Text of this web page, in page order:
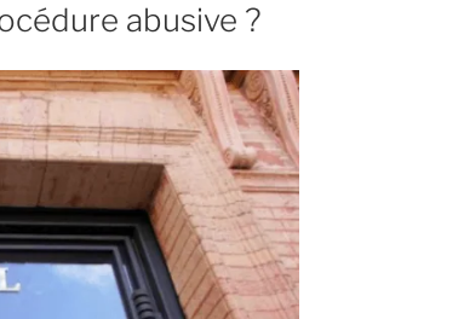
abusive ?